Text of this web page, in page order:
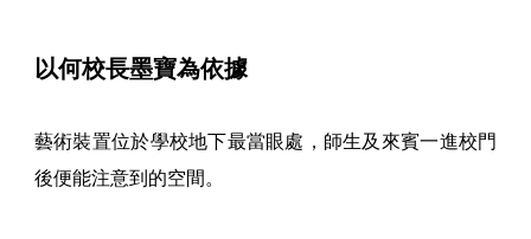
以何校長墨寶為依據
藝術裝置位於學校地下最當眼處，師生及來賓一進校門
後便能注意到的空間。